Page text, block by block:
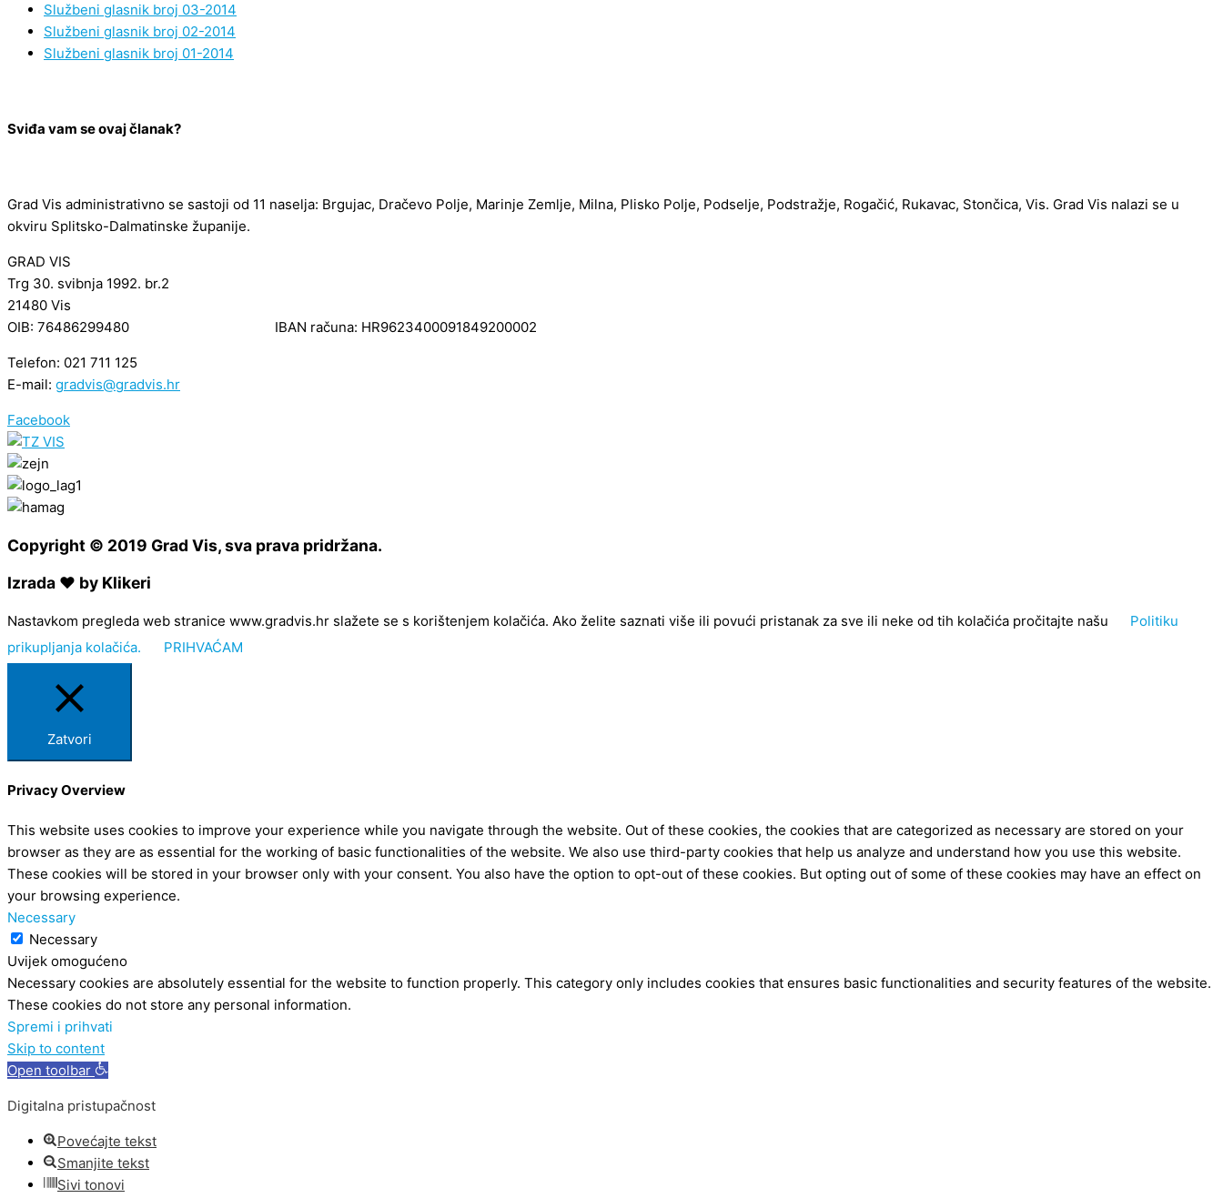
Službeni glasnik broj 03-2014
Službeni glasnik broj 02-2014
Službeni glasnik broj 01-2014
Sviđa vam se ovaj članak?
Grad Vis administrativno se sastoji od 11 naselja: Brgujac, Dračevo Polje, Marinje Zemlje, Milna, Plisko Polje, Podselje, Podstražje, Rogačić, Rukavac, Stončica, Vis. Grad Vis nalazi se u
okviru Splitsko-Dalmatinske županije.
GRAD VIS
Trg 30. svibnja 1992. br.2
21480 Vis
OIB: 76486299480 IBAN računa: HR9623400091849200002
Telefon: 021 711 125
E-mail: gradvis@gradvis.hr
Facebook
Copyright © 2019 Grad Vis, sva prava pridržana.
Izrada ❤ by Klikeri
Nastavkom pregleda web stranice www.gradvis.hr slažete se s korištenjem kolačića. Ako želite saznati više ili povući pristanak za sve ili neke od tih kolačića pročitajte našu
Politiku
prikupljanja kolačića.
PRIHVAĆAM
Zatvori
Privacy Overview
This website uses cookies to improve your experience while you navigate through the website. Out of these cookies, the cookies that are categorized as necessary are stored on your
browser as they are as essential for the working of basic functionalities of the website. We also use third-party cookies that help us analyze and understand how you use this website.
These cookies will be stored in your browser only with your consent. You also have the option to opt-out of these cookies. But opting out of some of these cookies may have an effect on
your browsing experience.
Necessary
Necessary
Uvijek omogućeno
Necessary cookies are absolutely essential for the website to function properly. This category only includes cookies that ensures basic functionalities and security features of the website.
These cookies do not store any personal information.
Spremi i prihvati
Skip to content
Open toolbar
Digitalna pristupačnost
Povećajte tekst
Smanjite tekst
Sivi tonovi